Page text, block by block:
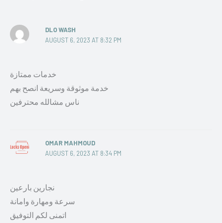
DLO WASH
AUGUST 6, 2023 AT 8:32 PM
خدمات ممتازة
خدمة موثوقة وسريعة انصح بهم
ناس مشالله محترفين
OMAR MAHMOUD
AUGUST 6, 2023 AT 8:34 PM
نجارين بارعين
سرعة ومهارة وامانة
اتمنى لكم التوفيق